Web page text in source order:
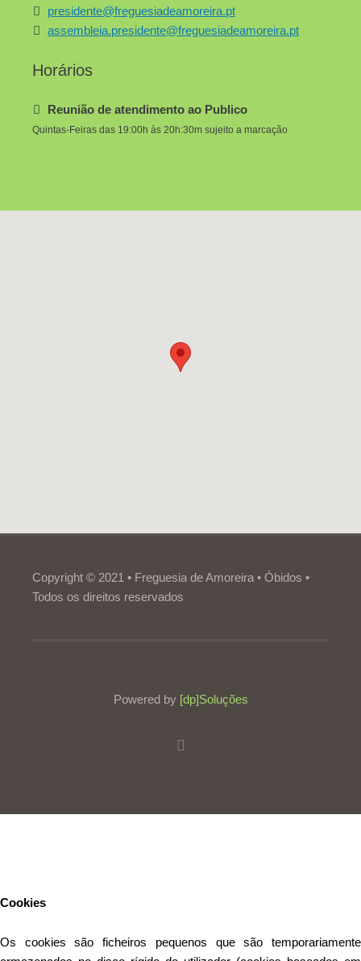
presidente@freguesiadeamoreira.pt
assembleia.presidente@freguesiadeamoreira.pt
Horários
Reunião de atendimento ao Publico
Quintas-Feiras das 19:00h às 20h:30m sujeito a marcação
Copyright © 2021 • Freguesia de Amoreira • Óbidos •
Todos os direitos reservados
Powered by [dp]Soluções
Cookies
Os cookies são ficheiros pequenos que são temporariamente